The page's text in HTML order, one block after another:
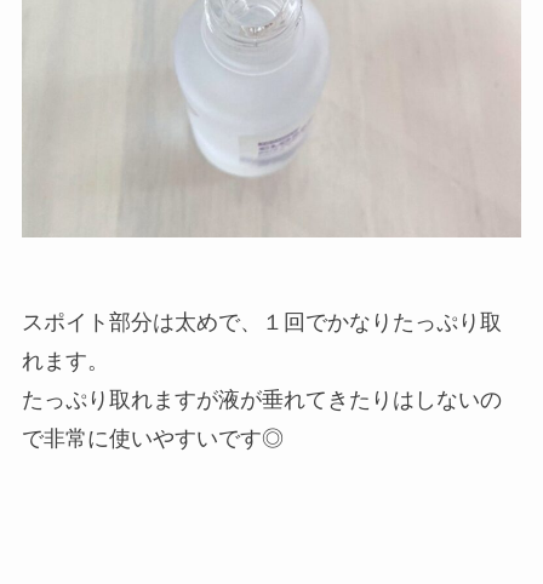
スポイト部分は太めで、１回でかなりたっぷり取
れます。
たっぷり取れますが液が垂れてきたりはしないの
で非常に使いやすいです◎